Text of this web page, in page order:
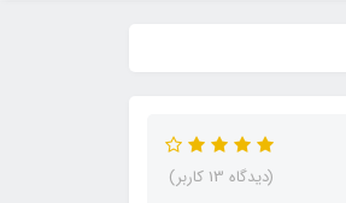
(دیدگاه 13 کاربر)